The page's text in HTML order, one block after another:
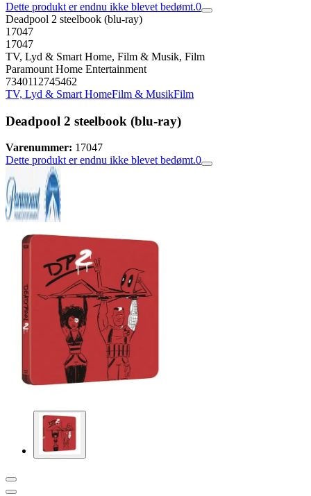
Dette produkt er endnu ikke blevet bedømt.0
Deadpool 2 steelbook (blu-ray)
17047
17047
TV, Lyd & Smart Home, Film & Musik, Film
Paramount Home Entertainment
7340112745462
TV, Lyd & Smart HomeFilm & MusikFilm
Deadpool 2 steelbook (blu-ray)
Varenummer: 17047
Dette produkt er endnu ikke blevet bedømt.0